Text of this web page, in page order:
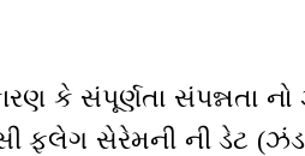
કે સંપૂર્ણતા સંપન્નતા
ફ્લેગ સેરેમની ની ડેટ